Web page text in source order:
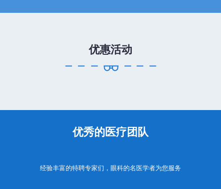
优惠活动
优秀的医疗团队
经验丰富的特聘专家们，眼科的名医学者为您服务